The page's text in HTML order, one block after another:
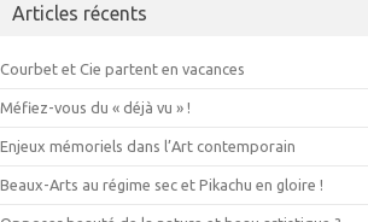
Articles récents
Courbet et Cie partent en vacances
Méfiez-vous du « déjà vu » !
Enjeux mémoriels dans l’Art contemporain
Beaux-Arts au régime sec et Pikachu en gloire !